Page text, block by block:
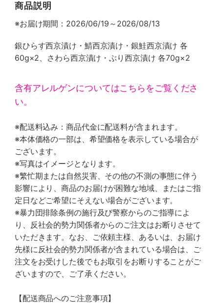
商品説明
※お届け期間：2026/06/19～2026/08/13
銀ひらす西京漬け・鯖西京漬け・銀鮭西京漬け 各
60g×2、さわら西京漬け・ぶり西京漬け 各70g×2
含有アレルゲンについてはこちらをご覧くださ
い。
※配送料込み：商品代金に配送料が含まれます。
※本体価格の一部は、希望価格を表示している場合が
ございます。
※写真はイメージとなります。
※繁忙期または自然災害、その他の不測の事態に伴う
影響により、商品のお届けが困難な地域、またはご指
定日などご希望にそえない場合がございます。
※暴力団排除条例の施行及び警察からのご指導によ
り、反社会的勢力関係者からのご注文はお断りさせて
いただきます。なお、ご依頼主様、あるいは、お届け
先様に反社会的勢力関係者が含まれている場合は、ご
注文をお受けした後でもお取引をお断りすることがご
ざいますので、ご了承ください。
【配送商品へのご注意事項】